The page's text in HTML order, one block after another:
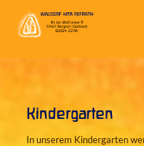
Kindergarten
In unserem Kindergarten